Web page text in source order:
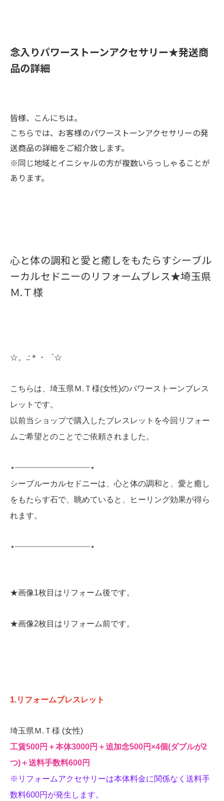
​念入りパワーストーンアクセサリー★発送商
品の詳細
皆様、こんにちは。
こちらでは、お客様のパワーストーンアクセサリーの発
送商品の詳細をご紹介致します。
※同じ地域とイニシャルの方が複数いらっしゃることが
あります。
心と体の調和と愛と癒しをもたらすシーブル
ーカルセドニーのリフォームブレス★埼玉県
Ｍ.Ｔ様
☆。.:＊・゜☆
こちらは、埼玉県Ｍ.Ｔ様(女性)のパワーストーンブレス
レットです。
以前当ショップで購入したブレスレットを今回リフォー
ムご希望とのことでご依頼されました。
⋆┈┈┈┈┈┈┈┈┈┈┈┈┈┈┈⋆
シーブルーカルセドニーは、心と体の調和と、愛と癒し
をもたらす石で、眺めていると、ヒーリング効果が得ら
れます。
⋆┈┈┈┈┈┈┈┈┈┈┈┈┈┈┈⋆
★画像1枚目はリフォーム後です。
★画像2枚目はリフォーム前です。
1.リフォームブレスレット
埼玉県Ｍ.Ｔ様 (女性)
工賃500円＋本体3000円＋追加念500円‪×4個(ダブルが2
つ)＋送料手数料600円
※リフォームアクセサリーは本体料金に関係なく送料手
数料600円が発生します。